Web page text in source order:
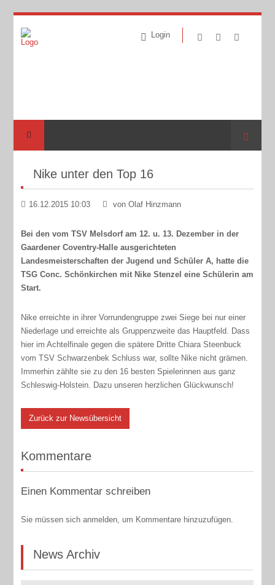
Login
Suche
Nike unter den Top 16
16.12.2015 10:03 von Olaf Hinzmann
Bei den vom TSV Melsdorf am 12. u. 13. Dezember in der
Gaardener Coventry-Halle ausgerichteten
Landesmeisterschaften der Jugend und Schüler A, hatte die
TSG Conc. Schönkirchen mit Nike Stenzel eine Schülerin am
Start.
Nike erreichte in ihrer Vorrundengruppe zwei Siege bei nur einer
Niederlage und erreichte als Gruppenzweite das Hauptfeld. Dass
hier im Achtelfinale gegen die spätere Dritte Chiara Steenbuck
vom TSV Schwarzenbek Schluss war, sollte Nike nicht grämen.
Immerhin zählte sie zu den 16 besten Spielerinnen aus ganz
Schleswig-Holstein. Dazu unseren herzlichen Glückwunsch!
Zurück zur Newsübersicht
Kommentare
Einen Kommentar schreiben
Sie müssen sich anmelden, um Kommentare hinzuzufügen.
News Archiv